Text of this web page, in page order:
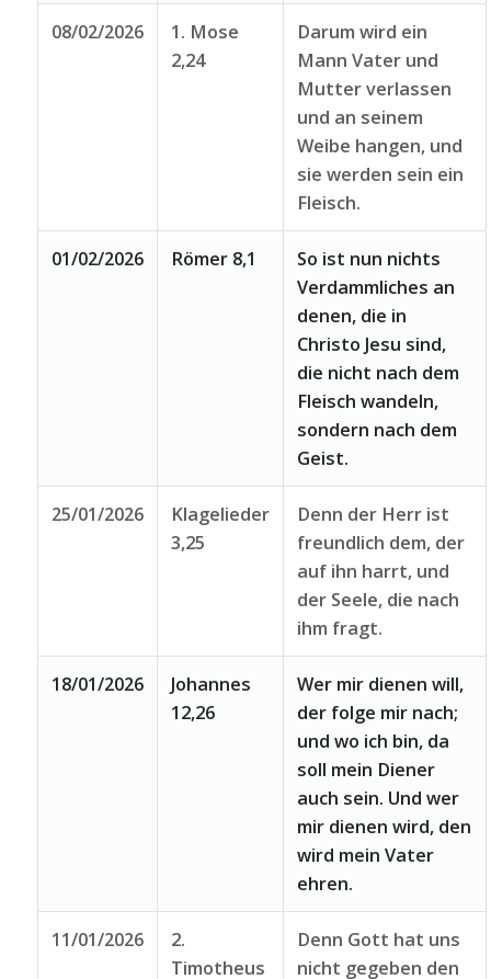
08/02/2026
1. Mose
2,24
Darum wird ein
Mann Vater und
Mutter verlassen
und an seinem
Weibe hangen, und
sie werden sein ein
Fleisch.
01/02/2026 Römer 8,1
So ist nun nichts
Verdammliches an
denen, die in
Christo Jesu sind,
die nicht nach dem
Fleisch wandeln,
sondern nach dem
Geist.
25/01/2026
Klagelieder
3,25
Denn der Herr ist
freundlich dem, der
auf ihn harrt, und
der Seele, die nach
ihm fragt.
18/01/2026
Johannes
12,26
Wer mir dienen will,
der folge mir nach;
und wo ich bin, da
soll mein Diener
auch sein. Und wer
mir dienen wird, den
wird mein Vater
ehren.
11/01/2026
2.
Timotheus
Denn Gott hat uns
nicht gegeben den